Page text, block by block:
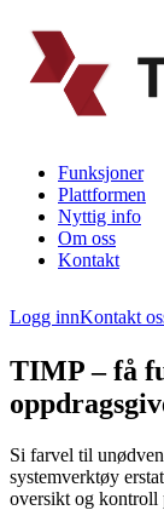
Funksjoner
Plattformen
Nyttig info
Om oss
Kontakt
Logg innKontakt
TIMP – få
Si farvel til
systemverktøy
oversikt og kontroll